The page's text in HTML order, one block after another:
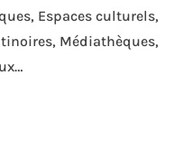
Espaces culturels,
Médiathèques,